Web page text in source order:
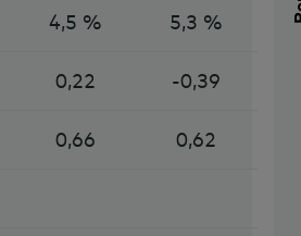
4,5 % 5,3 %
0,22 -0,39
0,66 0,62